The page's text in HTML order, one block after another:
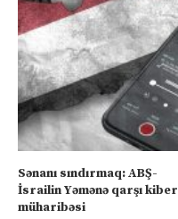
Sənanı sındırmaq: ABŞ-
İsrailin Yəmənə qarşı kiber
müharibəsi